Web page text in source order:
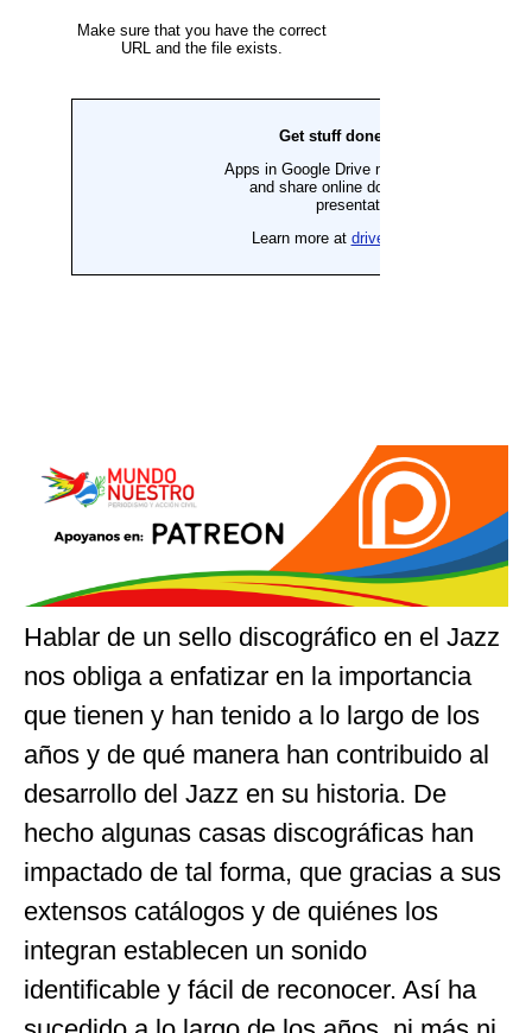
Hablar de un sello discográfico en el Jazz
nos obliga a enfatizar en la importancia
que tienen y han tenido a lo largo de los
años y de qué manera han contribuido al
desarrollo del Jazz en su historia. De
hecho algunas casas discográficas han
impactado de tal forma, que gracias a sus
extensos catálogos y de quiénes los
integran establecen un sonido
identificable y fácil de reconocer. Así ha